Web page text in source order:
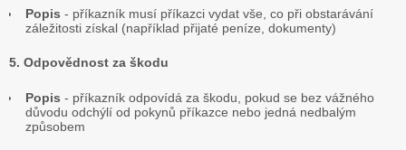
Popis - příkazník musí příkazci vydat vše, co při obstarávání
záležitosti získal (například přijaté peníze, dokumenty)
5. Odpovědnost za škodu
Popis - příkazník odpovídá za škodu, pokud se bez vážného
důvodu odchýlí od pokynů příkazce nebo jedná nedbalým
způsobem